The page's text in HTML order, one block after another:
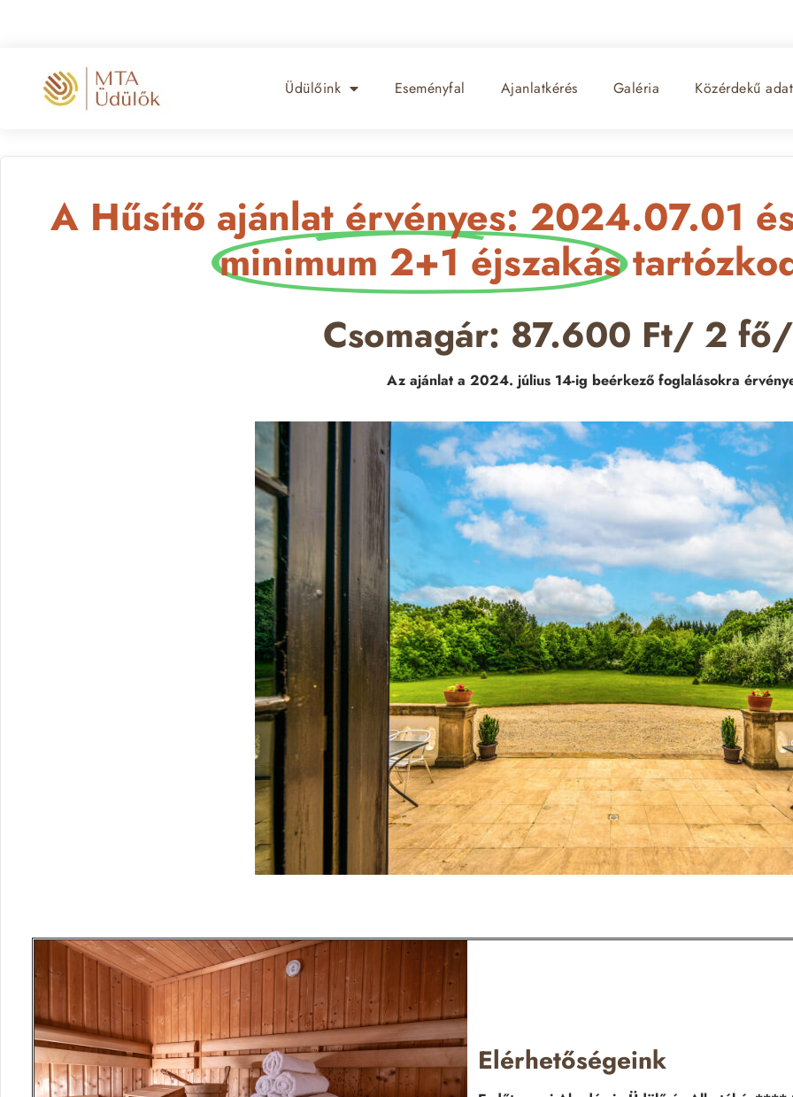
Üdülőink Eseményfal Ajanlatkérés Galéria Közérdekű
A Hűsítő ajánlat érvényes: 2024.07.01
minimum 2+1 éjszakás
Csomagár: 87.600 Ft/ 2
Az ajánlat a 2024. július 14-ig beérkező foglalásokra
Elérhetőségeink